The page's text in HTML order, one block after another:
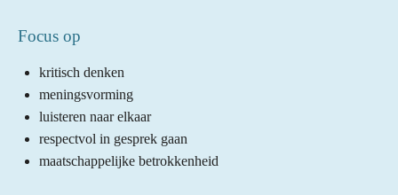
Focus op
kritisch denken
meningsvorming
luisteren naar elkaar
respectvol in gesprek gaan
maatschappelijke betrokkenheid